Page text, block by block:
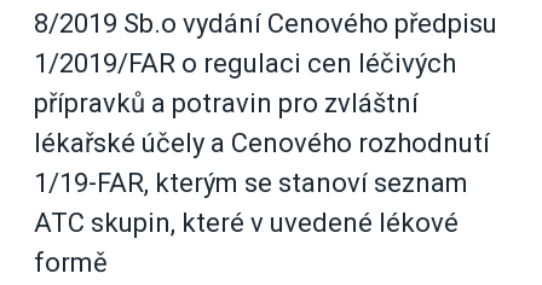
8/2019 Sb.o vydání Cenového předpisu
1/2019/FAR o regulaci cen léčivých
přípravků a potravin pro zvláštní
lékařské účely a Cenového rozhodnutí
1/19-FAR, kterým se stanoví seznam
ATC skupin, které v uvedené lékové
formě